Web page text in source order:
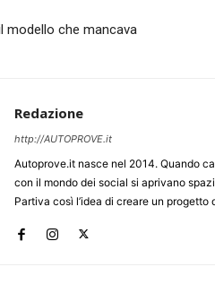
modello che mancava
Redazione
http://AUTOPROVE.it
Autoprove.it nasce nel 2014. Quando
con il mondo dei social si aprivano
Partiva così l’idea di creare un